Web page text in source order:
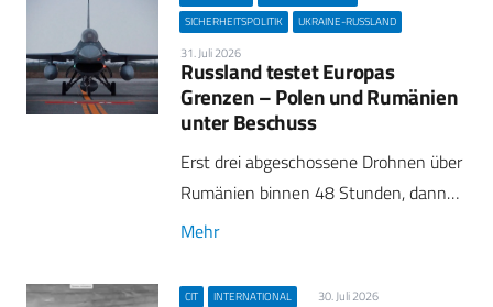
SICHERHEITSPOLITIK
UKRAINE-RUSSLAND
31. Juli 2026
Russland testet Europas
Grenzen – Polen und Rumänien
unter Beschuss
Erst drei abgeschossene Drohnen über
Rumänien binnen 48 Stunden, dann…
Mehr
CIT INTERNATIONAL 30. Juli 2026